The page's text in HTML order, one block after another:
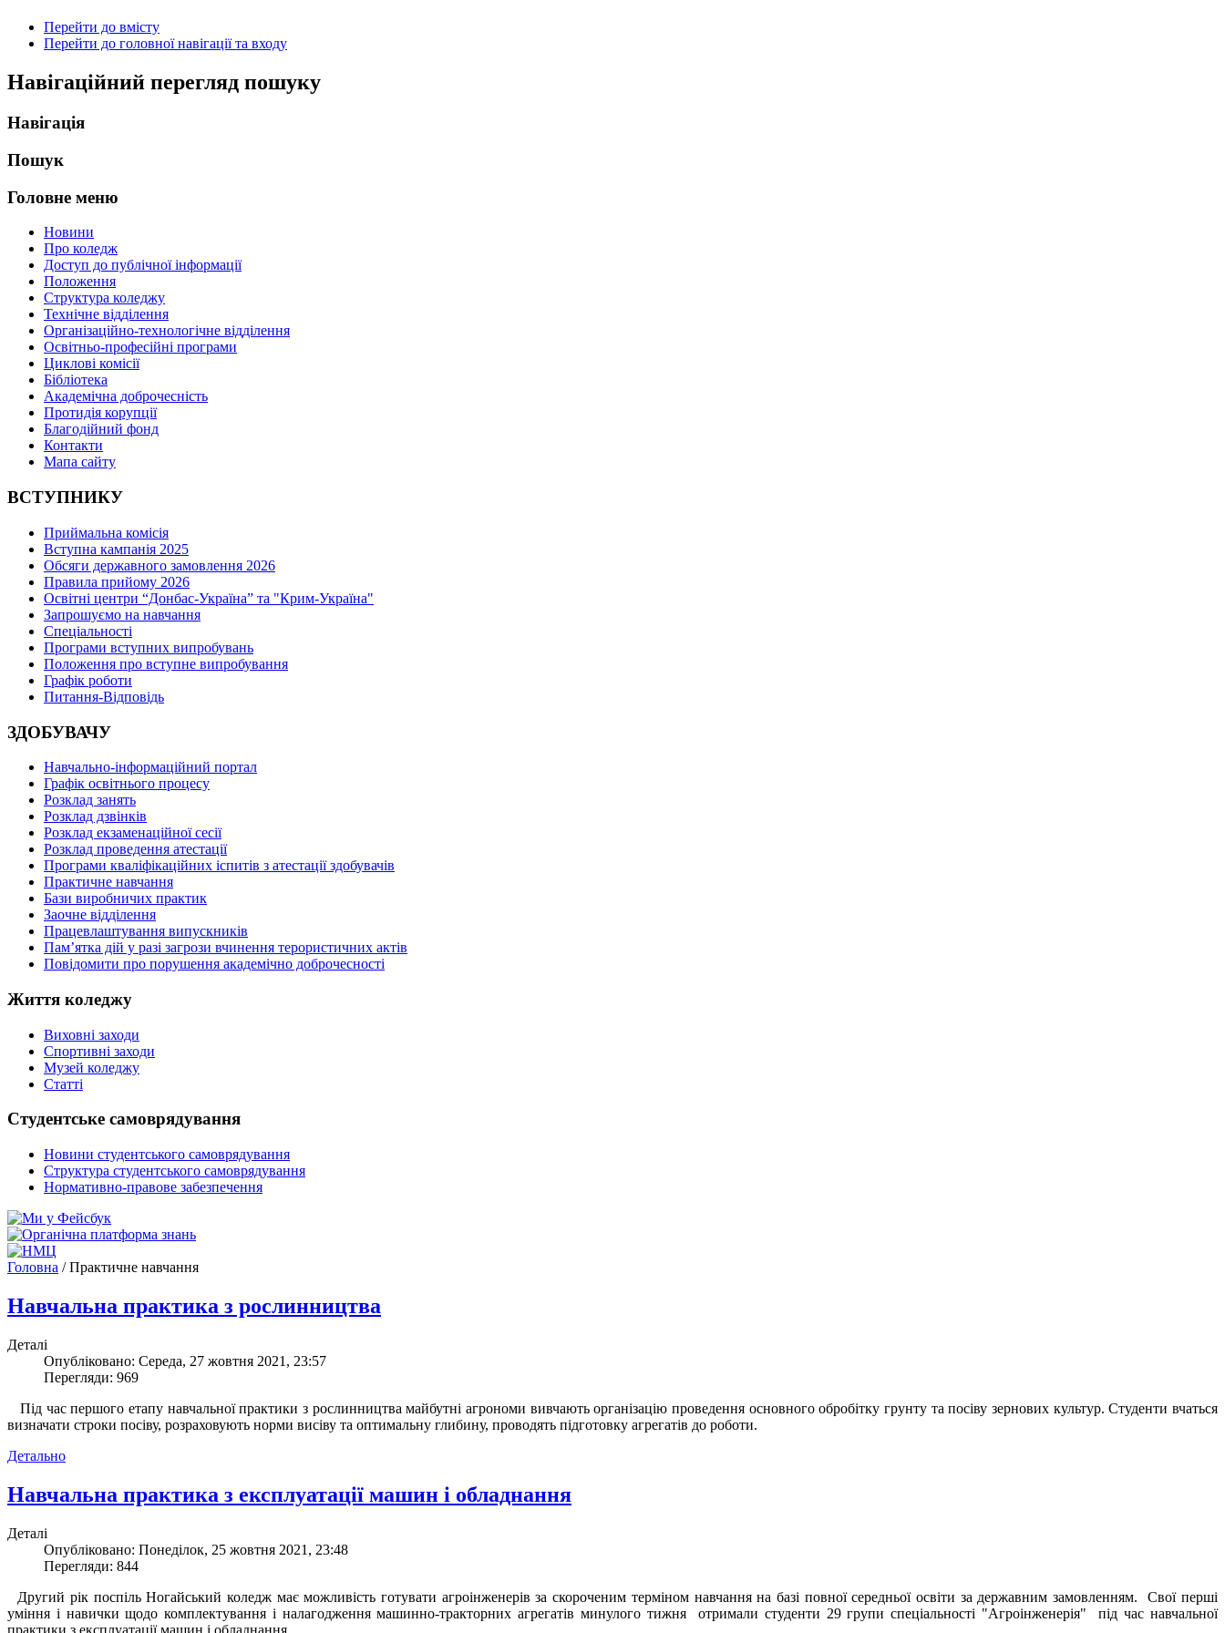
Перейти до вмісту
Перейти до головної навігації та входу
Навігаційний перегляд пошуку
Навігація
Пошук
Головне меню
Новини
Про коледж
Доступ до публічної інформації
Положення
Структура коледжу
Технічне відділення
Організаційно-технологічне відділення
Освітньо-професійні програми
Циклові комісії
Бібліотека
Академічна доброчесність
Протидія корупції
Благодійний фонд
Контакти
Мапа сайту
ВСТУПНИКУ
Приймальна комісія
Вступна кампанія 2025
Обсяги державного замовлення 2026
Правила прийому 2026
Освітні центри “Донбас-Україна” та "Крим-Україна"
Запрошуємо на навчання
Спеціальності
Програми вступних випробувань
Положення про вступне випробування
Графік роботи
Питання-Відповідь
ЗДОБУВАЧУ
Навчально-інформаційний портал
Графік освітнього процесу
Розклад занять
Розклад дзвінків
Розклад екзаменаційної сесії
Розклад проведення атестації
Програми кваліфікаційних іспитів з атестації здобувачів
Практичне навчання
Бази виробничих практик
Заочне відділення
Працевлаштування випускників
Пам’ятка дій у разі загрози вчинення терористичних актів
Повідомити про порушення академічно доброчесності
Життя коледжу
Виховні заходи
Спортивні заходи
Музей коледжу
Статті
Студентське самоврядування
Новини студентського самоврядування
Структура студентського самоврядування
Нормативно-правове забезпечення
Головна /Практичне навчання
Навчальна практика з рослинництва
Деталі
Опубліковано: Середа, 27 жовтня 2021, 23:57
Перегляди: 969
Під час першого етапу навчальної практики з рослинництва майбутні агрономи вивчають організацію проведення основного обробітку грунту та посіву зернових культур. Студенти вчаться
визначати строки посіву, розраховують норми висіву та оптимальну глибину, проводять підготовку агрегатів до роботи.
Детально
Навчальна практика з експлуатації машин і обладнання
Деталі
Опубліковано: Понеділок, 25 жовтня 2021, 23:48
Перегляди: 844
Другий рік поспіль Ногайський коледж має можливість готувати агроінженерів за скороченим терміном навчання на базі повної середньої освіти за державним замовленням. Свої перші
уміння і навички щодо комплектування і налагодження машинно-тракторних агрегатів минулого тижня отримали студенти 29 групи спеціальності "Агроінженерія" під час навчальної
практики з експлуатації машин і обладнання.